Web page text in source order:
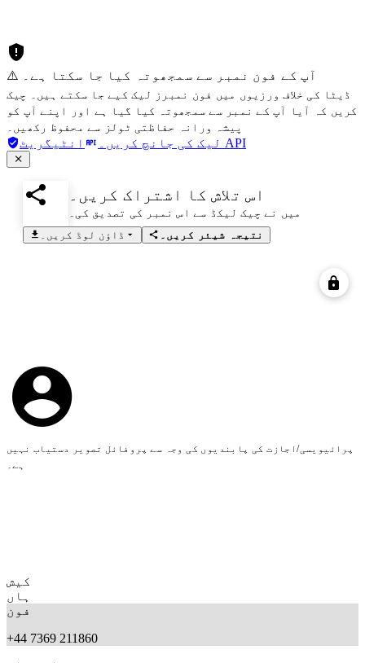
⚠️ آپ کے فون نمبر سے سمجھوتہ کیا جا سکتا ہے۔
ڈیٹا کی خلاف ورزیوں میں فون نمبرز لیک کیے جا سکتے ہیں۔ چیک
کریں کہ آیا آپ کے نمبر سے سمجھوتہ کیا گیا ہے اور اپنے آپ کو
پیشہ ورانہ حفاظتی ٹولز سے محفوظ رکھیں۔
لیک کی جانچ کریں۔ انٹیگریٹ API
اس تلاش کا اشتراک کریں۔
میں نے چیک لیکڈ سے اس نمبر کی تصدیق کی۔
ڈاؤن لوڈ کریں۔
نتیجہ شیئر کریں۔
پرائیویسی/اجازت کی پابندیوں کی وجہ سے پروفائل تصویر دستیاب نہیں
ہے۔
کیش
ہاں
فون
+44 7369 211860